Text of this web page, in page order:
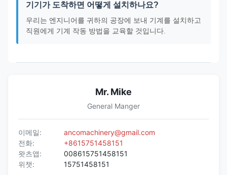
기기가 도착하면 어떻게 설치하나요?
우리는 엔지니어를 귀하의 공장에 보내 기계를 설치하고
직원에게 기계 작동 방법을 교육할 것입니다.
Mr. Mike
General Manger
이메일:
ancomachinery@gmail.com
전화:
+8615751458151
왓츠앱:
008615751458151
위챗:
15751458151